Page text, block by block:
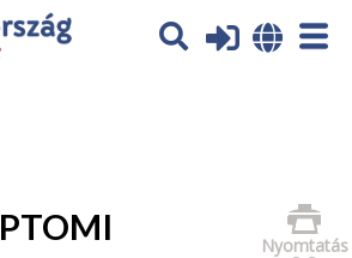
használ. További tájékoztatás itt:
Nyomtatás